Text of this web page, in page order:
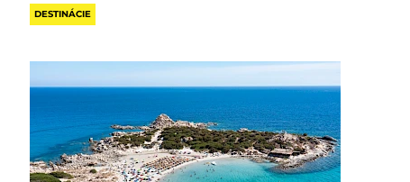
DESTINÁCIE